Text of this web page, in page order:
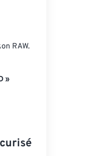
RAW.
»